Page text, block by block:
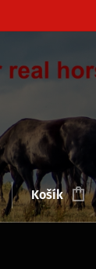
Košík